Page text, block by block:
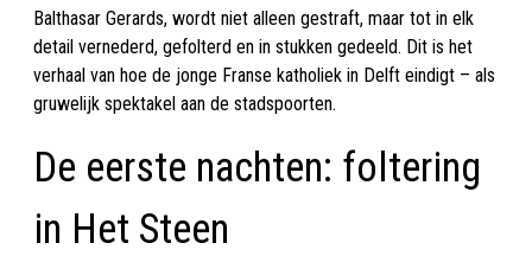
Balthasar Gerards, wordt niet alleen gestraft, maar tot in elk
detail vernederd, gefolterd en in stukken gedeeld. Dit is het
verhaal van hoe de jonge Franse katholiek in Delft eindigt – als
gruwelijk spektakel aan de stadspoorten.
De eerste nachten: foltering
in Het Steen